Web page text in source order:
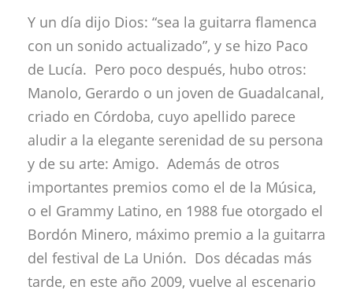
Y un día dijo Dios: “sea la guitarra flamenca
con un sonido actualizado”, y se hizo Paco
de Lucía. Pero poco después, hubo otros:
Manolo, Gerardo o un joven de Guadalcanal,
criado en Córdoba, cuyo apellido parece
aludir a la elegante serenidad de su persona
y de su arte: Amigo. Además de otros
importantes premios como el de la Música,
o el Grammy Latino, en 1988 fue otorgado el
Bordón Minero, máximo premio a la guitarra
del festival de La Unión. Dos décadas más
tarde, en este año 2009, vuelve al escenario